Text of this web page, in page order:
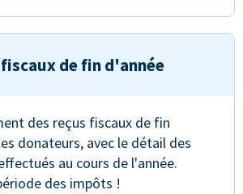
fiscaux de fin d'année
des reçus fiscaux de fin
donateurs, avec le détail des
au cours de l'année.
des impôts !